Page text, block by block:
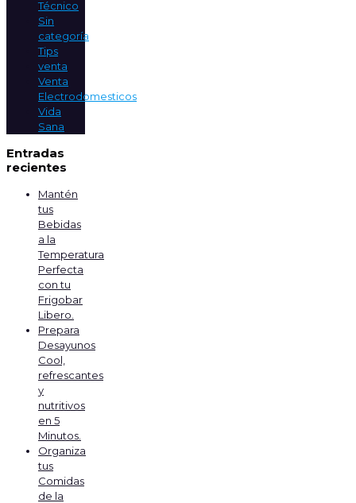
Técnico
Sin
categoría
Tips
venta
Venta
Electrodomesticos
Vida
Sana
Entradas
recientes
Mantén
tus
Bebidas
a la
Temperatura
Perfecta
con tu
Frigobar
Libero.
Prepara
Desayunos
Cool,
refrescantes
y
nutritivos
en 5
Minutos.
Organiza
tus
Comidas
de la